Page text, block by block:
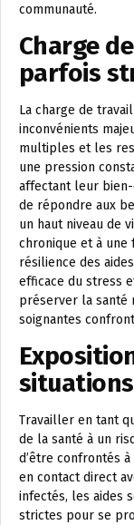
communauté.
Charge
parfois
La charge de
inconvénients
multiples et les
une pression
affectant leur
de répondre aux
un haut niveau de
chronique et à une
résilience des
efficace du stress
préserver la santé
soignantes
situations
Travailler en tant
de la santé à un
d’être confrontés
en contact direct
infectés, les aides
strictes pour se